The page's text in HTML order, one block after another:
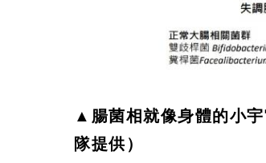
▲腸菌相就像身體的小
隊提供）